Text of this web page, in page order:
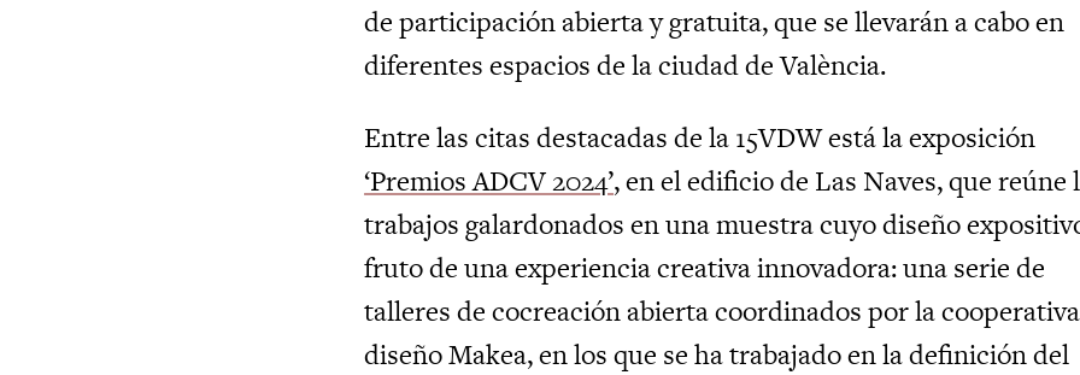
de participación abierta y gratuita, que se llevarán a cabo en
diferentes espacios de la ciudad de València.
Entre las citas destacadas de la 15VDW está la exposición
‘Premios ADCV 2024’, en el edificio de Las Naves, que reúne
trabajos galardonados en una muestra cuyo diseño
fruto de una experiencia creativa innovadora: una serie de
talleres de cocreación abierta coordinados por la
diseño Makea, en los que se ha trabajado en la definición del